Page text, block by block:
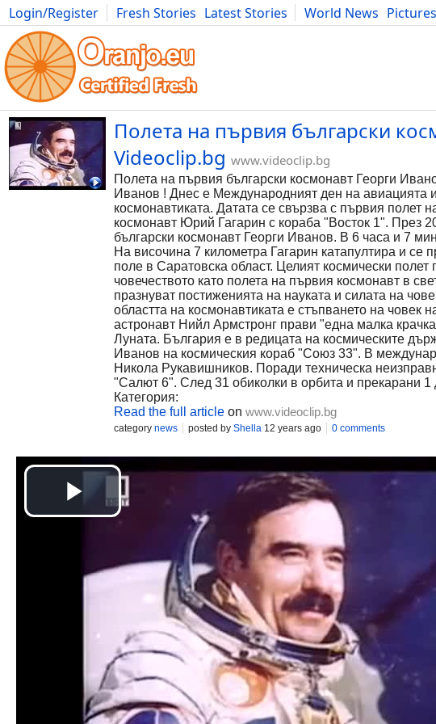
Login/Register Fresh Stories Latest Stories World News Pictures
Photography Comics Bulgaria Fitness Food Literature Developers
Полета на първия български
Videoclip.bg www.videoclip.bg
Полета на първия български космонавт Георги
Иванов ! Днес е Международният ден на авиацията
космонавтиката. Датата се свързва с първия полет
космонавт Юрий Гагарин с кораба "Восток 1". През
български космонавт Георги Иванов. В 6 часа и 7
На височина 7 километра Гагарин катапултира и се
поле в Саратовска област. Целият космически
човечеството като полета на първия космонавт в
празнуват постиженията на науката и силата на
областта на космонавтиката е стъпването на човек
астронавт Нийл Армстронг прави "една малка
Луната. България е в редицата на космическите
Иванов на космическия кораб "Союз 33". В
Никола Рукавишников. Поради техническа
"Салют 6". След 31 обиколки в орбита и прекарани
Категория:
Read the full article on www.videoclip.bg
category news posted by Shella 12 years ago 0 comments